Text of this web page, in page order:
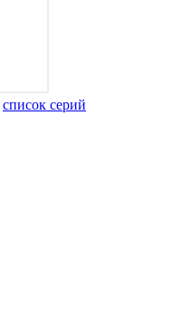
список серий